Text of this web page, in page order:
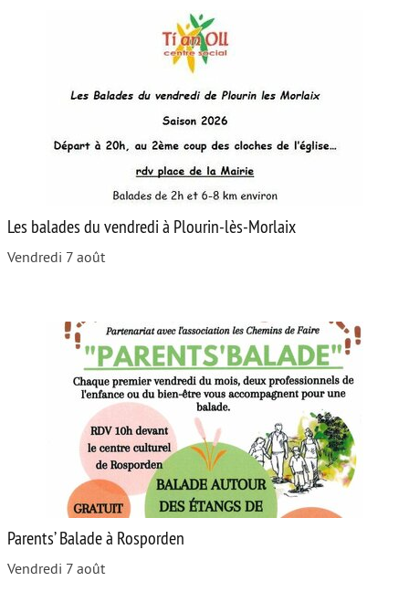
Les balades du vendredi à Plourin-lès-Morlaix
Vendredi 7 août
Parents’ Balade à Rosporden
Vendredi 7 août